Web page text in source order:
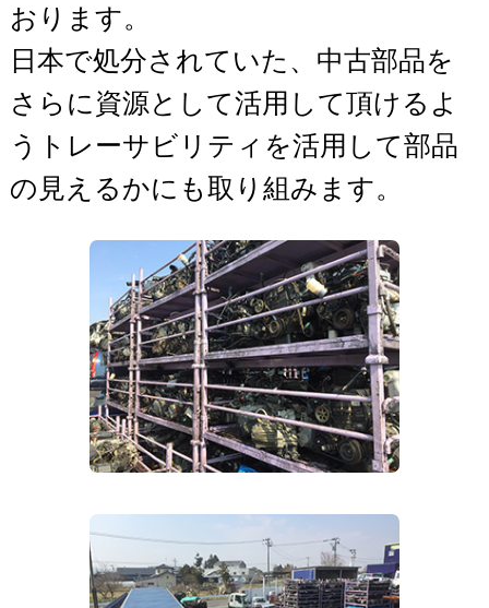
おります。
日本で処分されていた、中古部品を
さらに資源として活用して頂けるよ
うトレーサビリティを活用して部品
の見えるかにも取り組みます。